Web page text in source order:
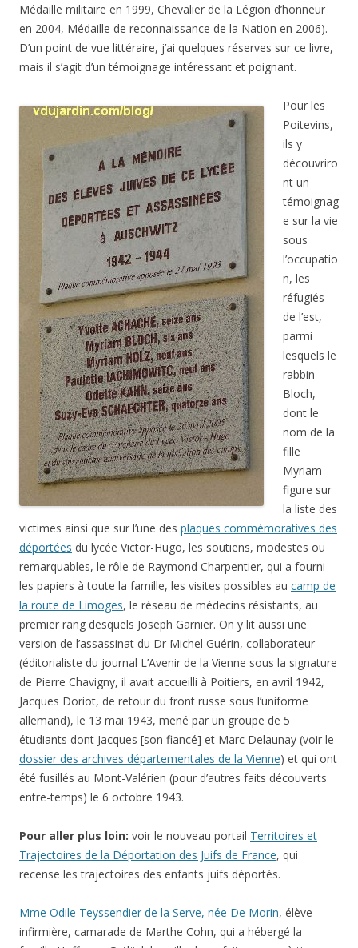
Médaille militaire en 1999, Chevalier de la Légion d’honneur
en 2004, Médaille de reconnaissance de la Nation en 2006).
D’un point de vue littéraire, j’ai quelques réserves sur ce livre,
mais il s’agit d’un témoignage intéressant et poignant.
Pour les
Poitevins,
ils y
découvriro
nt un
témoignag
e sur la vie
sous
l’occupatio
n, les
réfugiés
de l’est,
parmi
lesquels le
rabbin
Bloch,
dont le
nom de la
fille
Myriam
figure sur
la liste des
victimes ainsi que sur l’une des plaques commémoratives des
déportées du lycée Victor-Hugo, les soutiens, modestes ou
remarquables, le rôle de Raymond Charpentier, qui a fourni
les papiers à toute la famille, les visites possibles au camp de
la route de Limoges, le réseau de médecins résistants, au
premier rang desquels Joseph Garnier. On y lit aussi une
version de l’assassinat du Dr Michel Guérin, collaborateur
(éditorialiste du journal L’Avenir de la Vienne sous la signature
de Pierre Chavigny, il avait accueilli à Poitiers, en avril 1942,
Jacques Doriot, de retour du front russe sous l’uniforme
allemand), le 13 mai 1943, mené par un groupe de 5
étudiants dont Jacques [son fiancé] et Marc Delaunay (voir le
dossier des archives départementales de la Vienne) et qui ont
été fusillés au Mont-Valérien (pour d’autres faits découverts
entre-temps) le 6 octobre 1943.
Pour aller plus loin: voir le nouveau portail Territoires et
Trajectoires de la Déportation des Juifs de France, qui
recense les trajectoires des enfants juifs déportés.
Mme Odile Teyssendier de la Serve, née De Morin, élève
infirmière, camarade de Marthe Cohn, qui a hébergé la